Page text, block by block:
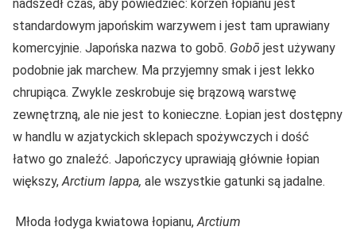
nadszedł czas, aby powiedzieć: korzeń łopianu jest
standardowym japońskim warzywem i jest tam uprawiany
komercyjnie. Japońska nazwa to gobō. Gobō jest używany
podobnie jak marchew. Ma przyjemny smak i jest lekko
chrupiąca. Zwykle zeskrobuje się brązową warstwę
zewnętrzną, ale nie jest to konieczne. Łopian jest dostępny
w handlu w azjatyckich sklepach spożywczych i dość
łatwo go znaleźć. Japończycy uprawiają głównie łopian
większy,Arctium lappa, ale wszystkie gatunki są jadalne.
Młoda łodyga kwiatowa łopianu,Arctium